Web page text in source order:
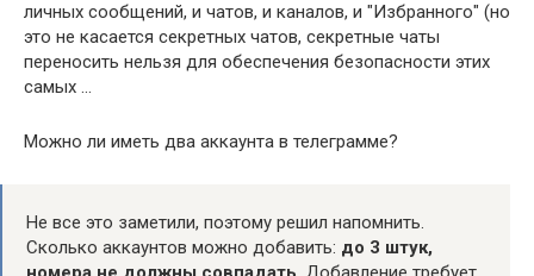
личных сообщений, и чатов, и каналов, и "Избранного" (но
это не касается секретных чатов, секретные чаты
переносить нельзя для обеспечения безопасности этих
самых …
Можно ли иметь два аккаунта в телеграмме?
Не все это заметили, поэтому решил напомнить.
Сколько аккаунтов можно добавить: до 3 штук,